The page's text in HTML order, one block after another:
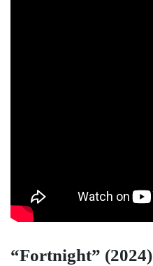
“Fortnight” (2024)